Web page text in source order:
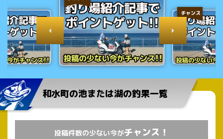
チャンス
和水町の池または湖の釣果一覧
投稿件数の少ない今がチャンス！